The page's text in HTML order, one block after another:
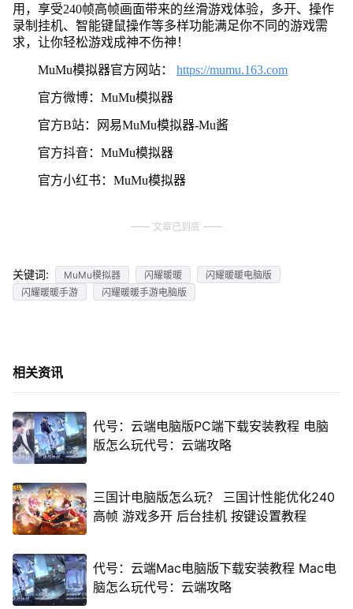
用，享受240帧高帧画面带来的丝滑游戏体验，多开、操作
录制挂机、智能键鼠操作等多样功能满足你不同的游戏需
求，让你轻松游戏成神不伤神！
MuMu模拟器官方网站： https://mumu.163.com
官方微博：MuMu模拟器
官方B站：网易MuMu模拟器-Mu酱
官方抖音：MuMu模拟器
官方小红书：MuMu模拟器
文章已到底
关键词: MuMu模拟器 闪耀暖暖
闪耀暖暖电脑版
闪耀暖暖手游
闪耀暖暖手游电脑版
相关资讯
代号：云端电脑版PC端下载安装教程 电脑
版怎么玩代号：云端攻略
三国计电脑版怎么玩？ 三国计性能优化240
高帧 游戏多开 后台挂机 按键设置教程
代号：云端Mac电脑版下载安装教程 Mac电
脑怎么玩代号：云端攻略